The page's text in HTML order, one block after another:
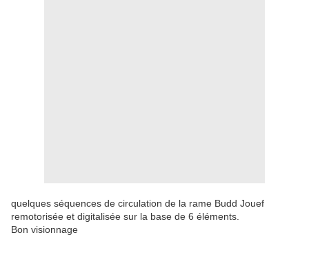
quelques séquences de circulation de la rame Budd Jouef
remotorisée et digitalisée sur la base de 6 éléments.
Bon visionnage